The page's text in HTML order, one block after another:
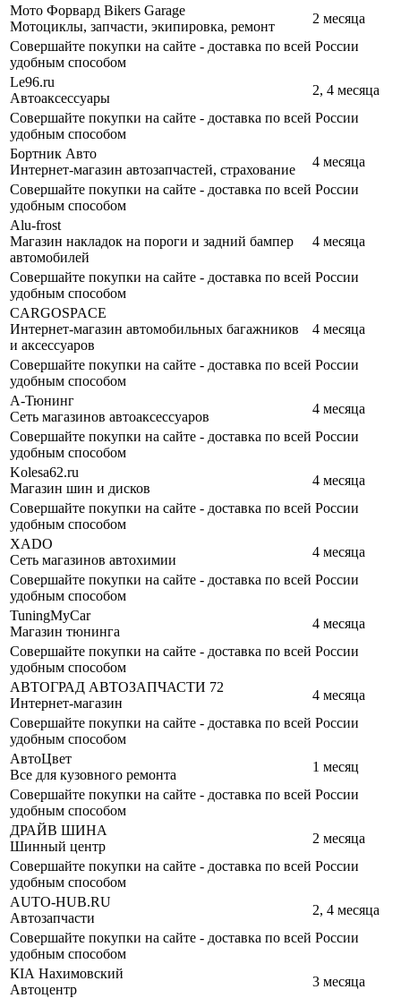
Мото Форвард Bikers Garage
Мотоциклы, запчасти, экипировка, ремонт
2 месяца
Совершайте покупки на сайте - доставка по всей России
удобным способом
Le96.ru
Автоаксессуары
2, 4 месяца
Совершайте покупки на сайте - доставка по всей России
удобным способом
Бортник Авто
Интернет-магазин автозапчастей, страхование
4 месяца
Совершайте покупки на сайте - доставка по всей России
удобным способом
Alu-frost
Магазин накладок на пороги и задний бампер
автомобилей
4 месяца
Совершайте покупки на сайте - доставка по всей России
удобным способом
CARGOSPACE
Интернет-магазин автомобильных багажников
и аксессуаров
4 месяца
Совершайте покупки на сайте - доставка по всей России
удобным способом
А-Тюнинг
Сеть магазинов автоаксессуаров
4 месяца
Совершайте покупки на сайте - доставка по всей России
удобным способом
Kolesa62.ru
Магазин шин и дисков
4 месяца
Совершайте покупки на сайте - доставка по всей России
удобным способом
XADO
Сеть магазинов автохимии
4 месяца
Совершайте покупки на сайте - доставка по всей России
удобным способом
TuningMyCar
Магазин тюнинга
4 месяца
Совершайте покупки на сайте - доставка по всей России
удобным способом
АВТОГРАД АВТОЗАПЧАСТИ 72
Интернет-магазин
4 месяца
Совершайте покупки на сайте - доставка по всей России
удобным способом
АвтоЦвет
Все для кузовного ремонта
1 месяц
Совершайте покупки на сайте - доставка по всей России
удобным способом
ДРАЙВ ШИНА
Шинный центр
2 месяца
Совершайте покупки на сайте - доставка по всей России
удобным способом
AUTO-HUB.RU
Автозапчасти
2, 4 месяца
Совершайте покупки на сайте - доставка по всей России
удобным способом
КIА Нахимовский
Автоцентр
3 месяца